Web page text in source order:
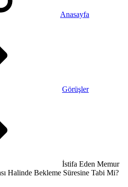
Anasayfa
Görüşler
İstifa Eden Memur
Halinde Bekleme Süresine Tabi Mi?